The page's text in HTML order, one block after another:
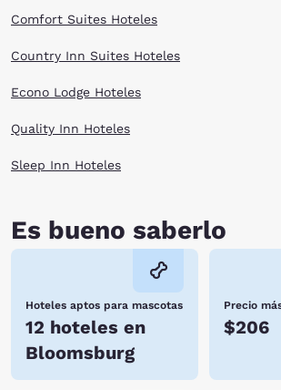
Comfort Suites Hoteles
Country Inn Suites Hoteles
Econo Lodge Hoteles
Quality Inn Hoteles
Sleep Inn Hoteles
Es bueno saberlo
Hoteles aptos para mascotas
12 hoteles en
Bloomsburg
Precio
$206